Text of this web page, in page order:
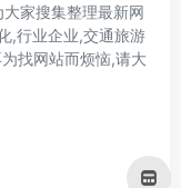
家搜集整理最新网
,行业企业,交通旅游
找网站而烦恼,请大